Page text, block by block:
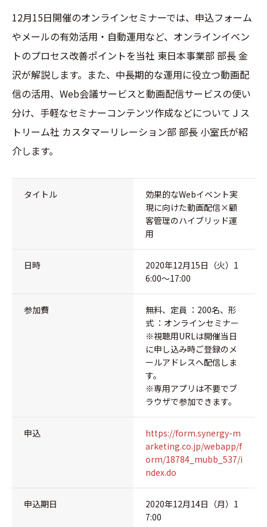
12月15日開催のオンラインセミナーでは、申込フォーム
やメールの有効活用・自動運用など、オンラインイベン
トのプロセス改善ポイントを当社 東日本事業部 部長 金
沢が解説します。また、中長期的な運用に役立つ動画配
信の活用、Web会議サービスと動画配信サービスの使い
分け、手軽なセミナーコンテンツ作成などについてＪス
トリーム社 カスタマーリレーション部 部長 小室氏が紹
介します。
タイトル
効果的なWebイベント実
現に向けた動画配信×顧
客管理のハイブリッド運
用
日時
2020年12月15日（火）1
6:00～17:00
参加費
無料、定員 ：200名、形
式 ：オンラインセミナー
※視聴用URLは開催当日
に申し込み時ご登録のメ
ールアドレスへ配信しま
す。
※専用アプリは不要でブ
ラウザで参加できます。
申込
https://form.synergy-m
arketing.co.jp/webapp/f
orm/18784_mubb_537/i
ndex.do
申込期日
2020年12月14日（月）1
7:00